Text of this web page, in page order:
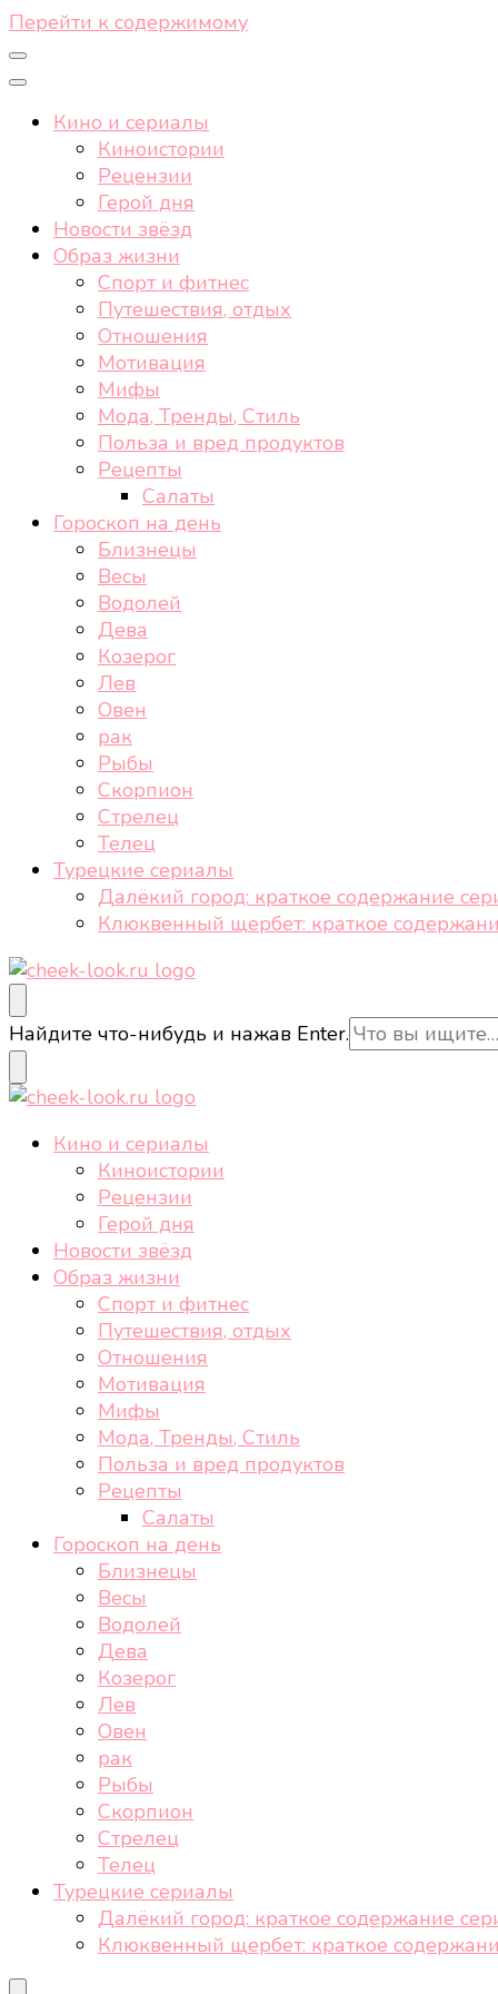
Перейти к содержимому
Кино и сериалы
Киноистории
Рецензии
Герой дня
Новости звёзд
Образ жизни
Спорт и фитнес
Путешествия, отдых
Отношения
Мотивация
Мифы
Мода, Тренды, Стиль
Польза и вред продуктов
Рецепты
Салаты
Гороскоп на день
Близнецы
Весы
Водолей
Дева
Козерог
Лев
Овен
рак
Рыбы
Скорпион
Стрелец
Телец
Турецкие сериалы
Далёкий город: краткое содержание
Клюквенный щербет: краткое
cheek-look.ru
Женский сайт о звездах и кино, а также трендах,
Ищите
что-
то?
Найдите что-нибудь и нажав Enter.
cheek-look.ru
Женский сайт о звездах и кино, а также трендах,
Кино и сериалы
Киноистории
Рецензии
Герой дня
Новости звёзд
Образ жизни
Спорт и фитнес
Путешествия, отдых
Отношения
Мотивация
Мифы
Мода, Тренды, Стиль
Польза и вред продуктов
Рецепты
Салаты
Гороскоп на день
Близнецы
Весы
Водолей
Дева
Козерог
Лев
Овен
рак
Рыбы
Скорпион
Стрелец
Телец
Турецкие сериалы
Далёкий город: краткое содержание
Клюквенный щербет: краткое